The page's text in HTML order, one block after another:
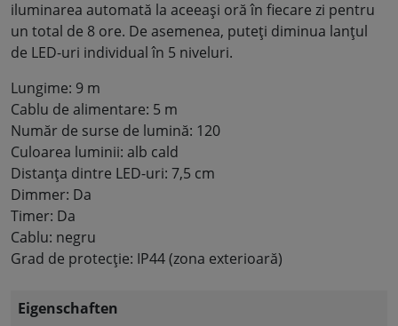
iluminarea automată la aceeași oră în fiecare zi pentru
un total de 8 ore. De asemenea, puteți diminua lanțul
de LED-uri individual în 5 niveluri.
Lungime: 9 m
Cablu de alimentare: 5 m
Număr de surse de lumină: 120
Culoarea luminii: alb cald
Distanța dintre LED-uri: 7,5 cm
Dimmer: Da
Timer: Da
Cablu: negru
Grad de protecție: IP44 (zona exterioară)
Eigenschaften